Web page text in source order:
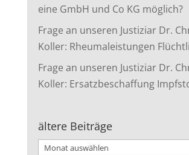
eine GmbH und Co KG möglich?
Frage an unseren Justiziar Dr.
Koller: Rheumaleistungen
Frage an unseren Justiziar Dr.
Koller: Ersatzbeschaffung
ältere Beiträge
ältere